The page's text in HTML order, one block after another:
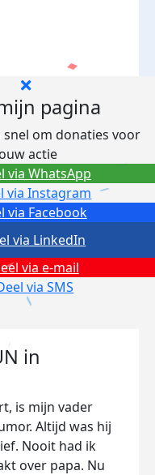
pagina
snel om donaties voor
actie
via Facebook
via Instagram
via e-mail
via SMS
via LinkedIn
via WhatsApp
in
is mijn vader
Altijd was hij
Nooit had ik
over papa. Nu